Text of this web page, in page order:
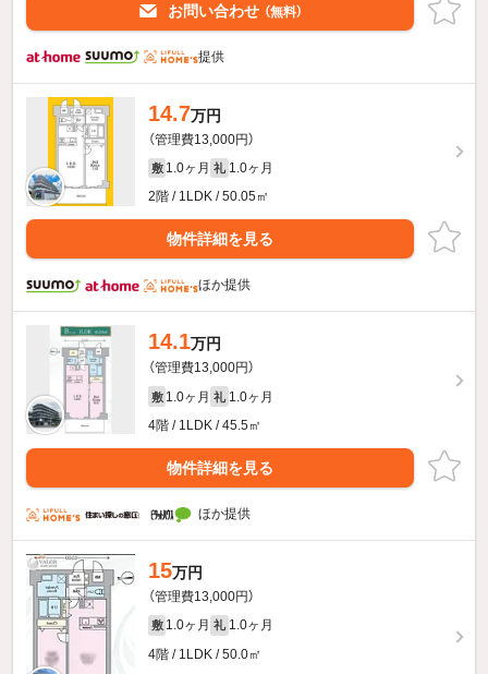
お問い合わせ （無料）
提供
14.7万円
（管理費13,000円）
敷 1.0ヶ月 礼 1.0ヶ月
2階 / 1LDK / 50.05㎡
物件詳細を見る
ほか提供
14.1万円
（管理費13,000円）
敷 1.0ヶ月 礼 1.0ヶ月
4階 / 1LDK / 45.5㎡
物件詳細を見る
ほか提供
15万円
（管理費13,000円）
敷 1.0ヶ月 礼 1.0ヶ月
4階 / 1LDK / 50.0㎡